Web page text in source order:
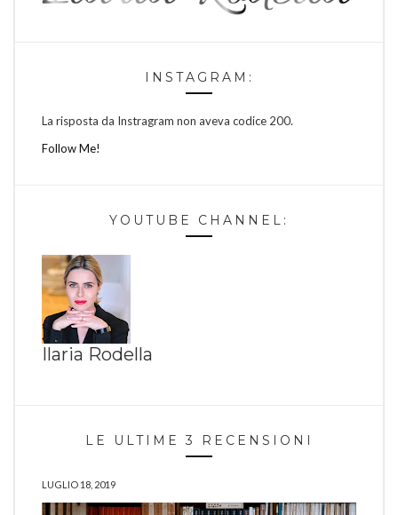
INSTAGRAM:
La risposta da Instragram non aveva codice 200.
Follow Me!
YOUTUBE CHANNEL:
Ilaria Rodella
LE ULTIME 3 RECENSIONI
LUGLIO 18, 2019